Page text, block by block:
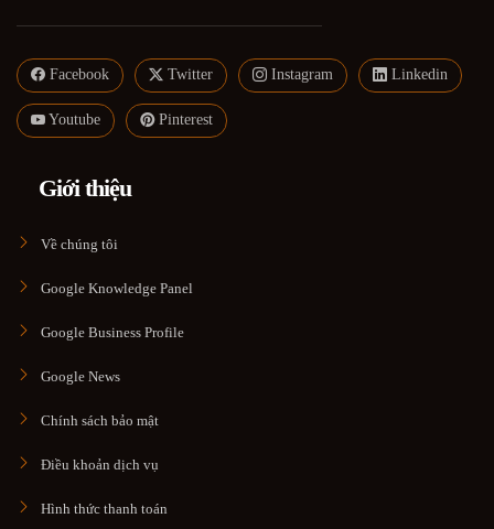
Facebook Twitter Instagram Linkedin
Youtube Pinterest
Giới thiệu
Về chúng tôi
Google Knowledge Panel
Google Business Profile
Google News
Chính sách bảo mật
Điều khoản dịch vụ
Hình thức thanh toán